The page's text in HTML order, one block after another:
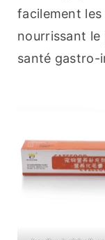
facilement
nourrissant le
santé gastro-